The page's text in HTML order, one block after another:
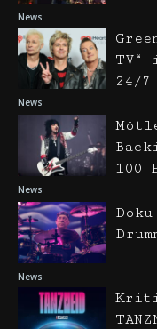
News
News
TV“
24/7
News
100
News